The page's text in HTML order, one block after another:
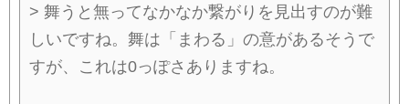
> 舞うと無ってなかなか繋がりを見出すのが難
しいですね。舞は「まわる」の意があるそうで
すが、これは0っぽさありますね。